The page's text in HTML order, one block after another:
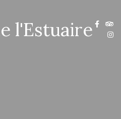
l'Estuaire